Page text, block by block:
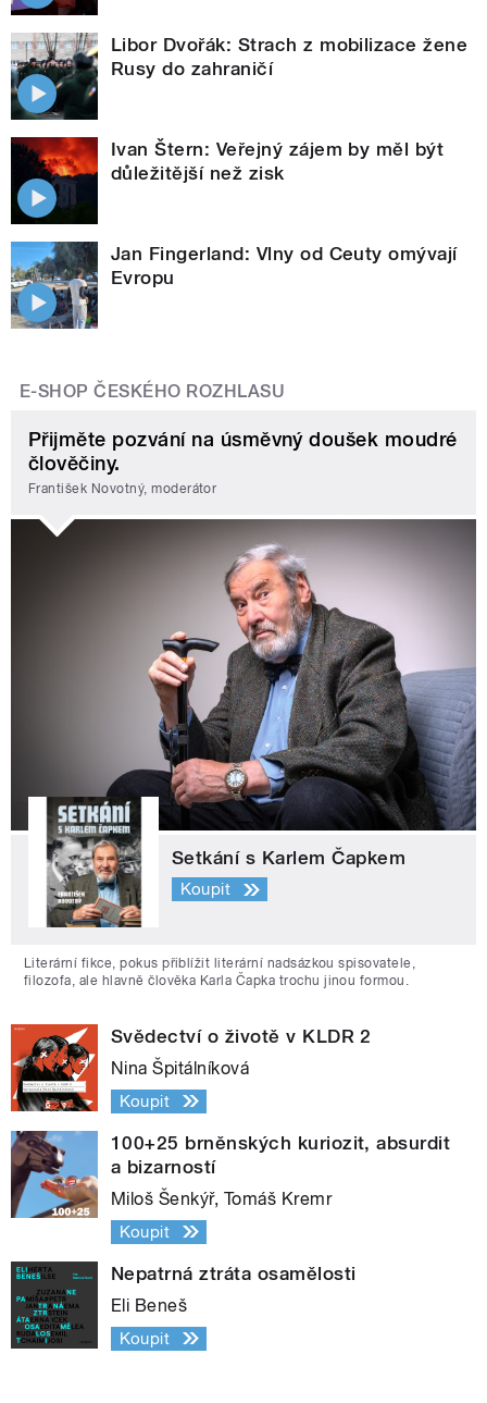
Libor Dvořák: Strach z mobilizace žene
Rusy do zahraničí
Ivan Štern: Veřejný zájem by měl být
důležitější než zisk
Jan Fingerland: Vlny od Ceuty omývají
Evropu
E-SHOP ČESKÉHO ROZHLASU
Přijměte pozvání na úsměvný doušek moudré
člověčiny.
František Novotný, moderátor
Setkání s Karlem Čapkem
Koupit
Literární fikce, pokus přiblížit literární nadsázkou spisovatele,
filozofa, ale hlavně člověka Karla Čapka trochu jinou formou.
Svědectví o životě v KLDR 2
Nina Špitálníková
Koupit
100+25 brněnských kuriozit, absurdit
a bizarností
Miloš Šenkýř, Tomáš Kremr
Koupit
Nepatrná ztráta osamělosti
Eli Beneš
Koupit